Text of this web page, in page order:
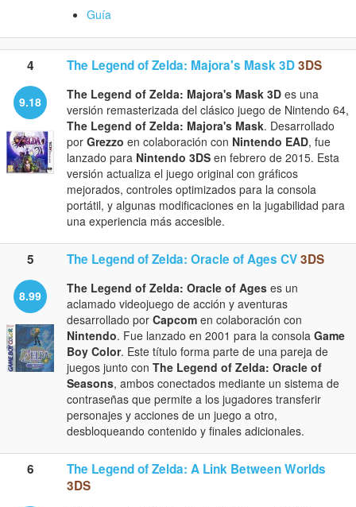
Guía
4 The Legend of Zelda: Majora's Mask 3D3DS
9.18 The Legend of Zelda: Majora's Mask 3D es una
versión remasterizada del clásico juego de Nintendo 64,
The Legend of Zelda: Majora's Mask. Desarrollado
por Grezzo en colaboración con Nintendo EAD, fue
lanzado para Nintendo 3DS en febrero de 2015. Esta
versión actualiza el juego original con gráficos
mejorados, controles optimizados para la consola
portátil, y algunas modificaciones en la jugabilidad para
una experiencia más accesible.
5 The Legend of Zelda: Oracle of Ages CV3DS
8.99 The Legend of Zelda: Oracle of Ages es un
aclamado videojuego de acción y aventuras
desarrollado por Capcom en colaboración con
Nintendo. Fue lanzado en 2001 para la consola Game
Boy Color. Este título forma parte de una pareja de
juegos junto con The Legend of Zelda: Oracle of
Seasons, ambos conectados mediante un sistema de
contraseñas que permite a los jugadores transferir
personajes y acciones de un juego a otro,
desbloqueando contenido y finales adicionales.
6
The Legend of Zelda: A Link Between Worlds
3DS